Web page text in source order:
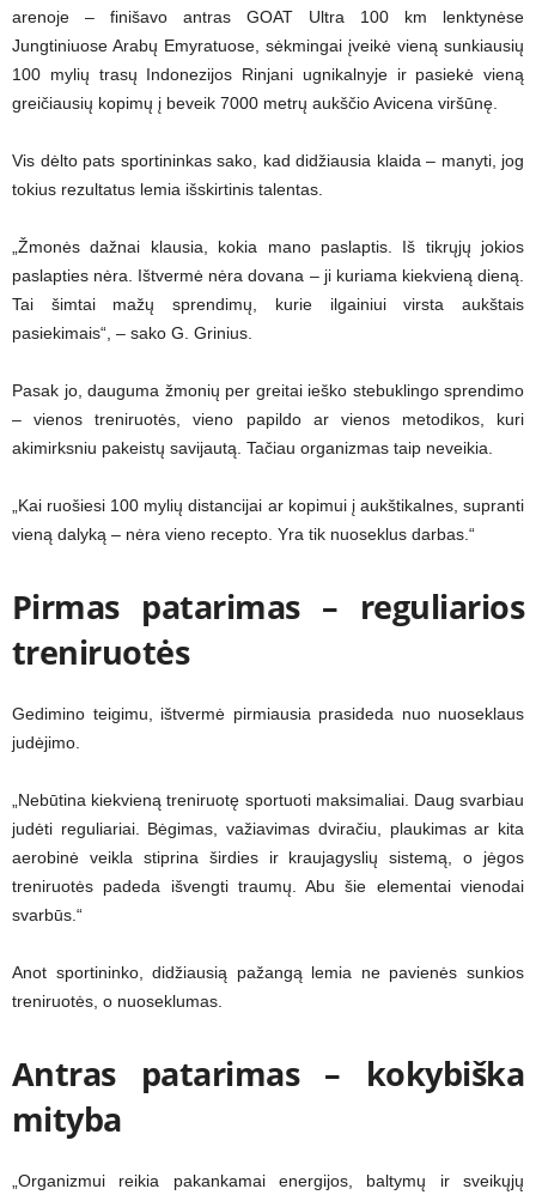
arenoje – finišavo antras GOAT Ultra 100 km lenktynėse
Jungtiniuose Arabų Emyratuose, sėkmingai įveikė vieną sunkiausių
100 mylių trasų Indonezijos Rinjani ugnikalnyje ir pasiekė vieną
greičiausių kopimų į beveik 7000 metrų aukščio Avicena viršūnę.
Vis dėlto pats sportininkas sako, kad didžiausia klaida – manyti, jog
tokius rezultatus lemia išskirtinis talentas.
„Žmonės dažnai klausia, kokia mano paslaptis. Iš tikrųjų jokios
paslapties nėra. Ištvermė nėra dovana – ji kuriama kiekvieną dieną.
Tai šimtai mažų sprendimų, kurie ilgainiui virsta aukštais
pasiekimais“, – sako G. Grinius.
Pasak jo, dauguma žmonių per greitai ieško stebuklingo sprendimo
– vienos treniruotės, vieno papildo ar vienos metodikos, kuri
akimirksniu pakeistų savijautą. Tačiau organizmas taip neveikia.
„Kai ruošiesi 100 mylių distancijai ar kopimui į aukštikalnes, supranti
vieną dalyką – nėra vieno recepto. Yra tik nuoseklus darbas.“
Pirmas patarimas – reguliarios
treniruotės
Gedimino teigimu, ištvermė pirmiausia prasideda nuo nuoseklaus
judėjimo.
„Nebūtina kiekvieną treniruotę sportuoti maksimaliai. Daug svarbiau
judėti reguliariai. Bėgimas, važiavimas dviračiu, plaukimas ar kita
aerobinė veikla stiprina širdies ir kraujagyslių sistemą, o jėgos
treniruotės padeda išvengti traumų. Abu šie elementai vienodai
svarbūs.“
Anot sportininko, didžiausią pažangą lemia ne pavienės sunkios
treniruotės, o nuoseklumas.
Antras patarimas – kokybiška
mityba
„Organizmui reikia pakankamai energijos, baltymų ir sveikųjų